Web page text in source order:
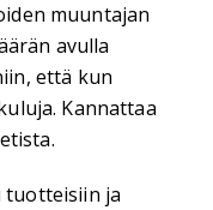
muuntajan
avulla
että kun
Kannattaa
tuotteisiin ja